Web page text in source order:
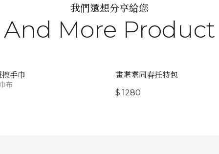
我們還想分享給您
And More Product
手巾
布
畫耄耋同春托特包
$ 1280